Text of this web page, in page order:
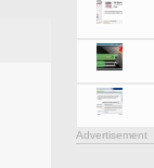
Advertisement